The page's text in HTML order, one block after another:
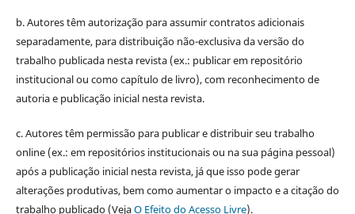
b. Autores têm autorização para assumir contratos adicionais
separadamente, para distribuição não-exclusiva da versão do
trabalho publicada nesta revista (ex.: publicar em repositório
institucional ou como capítulo de livro), com reconhecimento de
autoria e publicação inicial nesta revista.
c. Autores têm permissão para publicar e distribuir seu trabalho
online (ex.: em repositórios institucionais ou na sua página pessoal)
após a publicação inicial nesta revista, já que isso pode gerar
alterações produtivas, bem como aumentar o impacto e a citação do
trabalho publicado (VejaO Efeito do Acesso Livre).